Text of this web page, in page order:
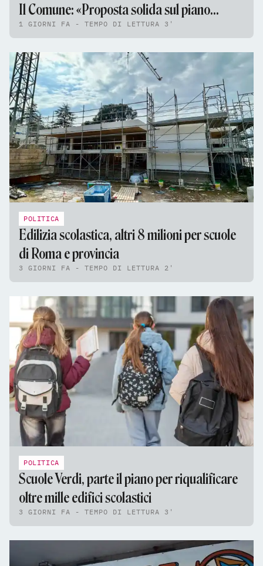
Il Comune: «Proposta solida sul piano
tecnico e giuridico»
1 GIORNI FA - TEMPO DI LETTURA 3'
POLITICA
Edilizia scolastica, altri 8 milioni per scuole
di Roma e provincia
3 GIORNI FA - TEMPO DI LETTURA 2'
POLITICA
Scuole Verdi, parte il piano per riqualificare
oltre mille edifici scolastici
3 GIORNI FA - TEMPO DI LETTURA 3'